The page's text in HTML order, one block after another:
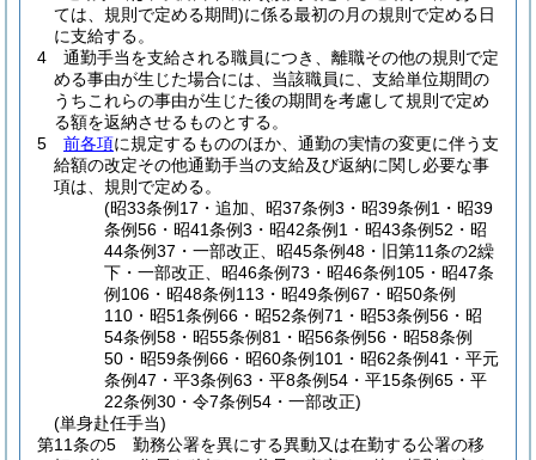
ては、規則で定める期間)に係る最初の月の規則で定める日
に支給する。
4
通勤手当を支給される職員につき、離職その他の規則で定
める事由が生じた場合には、当該職員に、支給単位期間の
うちこれらの事由が生じた後の期間を考慮して規則で定め
る額を返納させるものとする。
5
前各項に規定するもののほか、通勤の実情の変更に伴う支
給額の改定その他通勤手当の支給及び返納に関し必要な事
項は、規則で定める。
(昭33条例17・追加、昭37条例3・昭39条例1・昭39
条例56・昭41条例3・昭42条例1・昭43条例52・昭
44条例37・一部改正、昭45条例48・旧第11条の2繰
下・一部改正、昭46条例73・昭46条例105・昭47条
例106・昭48条例113・昭49条例67・昭50条例
110・昭51条例66・昭52条例71・昭53条例56・昭
54条例58・昭55条例81・昭56条例56・昭58条例
50・昭59条例66・昭60条例101・昭62条例41・平元
条例47・平3条例63・平8条例54・平15条例65・平
22条例30・令7条例54・一部改正)
(単身赴任手当)
第11条の5
勤務公署を異にする異動又は在勤する公署の移